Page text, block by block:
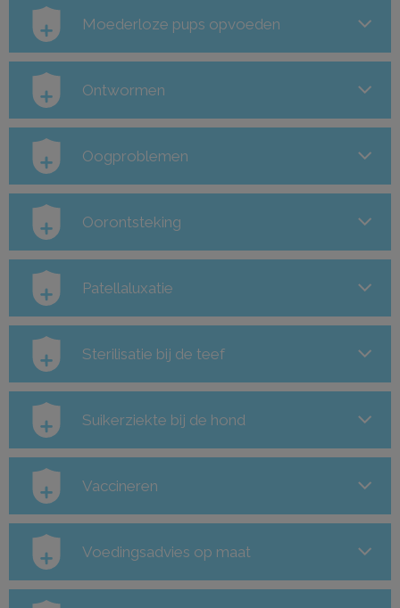
Moederloze pups opvoeden
Ontwormen
Oogproblemen
Oorontsteking
Patellaluxatie
Sterilisatie bij de teef
Suikerziekte bij de hond
Vaccineren
Voedingsadvies op maat